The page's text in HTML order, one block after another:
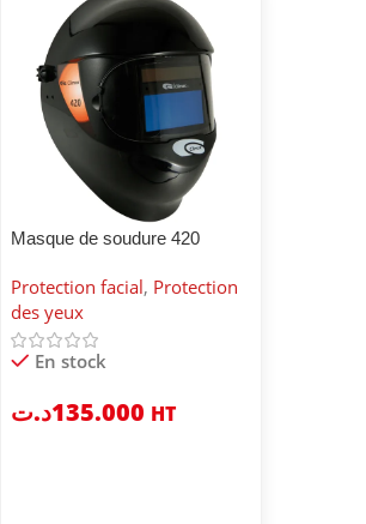
Masque de soudure 420
Protection facial, Protection
des yeux
En stock
135.000د.ت HT